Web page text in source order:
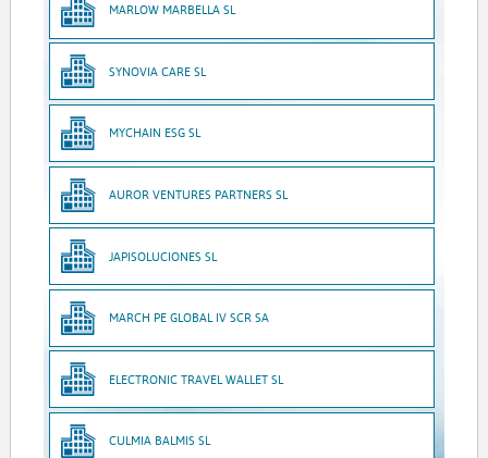
MARLOW MARBELLA SL
SYNOVIA CARE SL
MYCHAIN ESG SL
AUROR VENTURES PARTNERS SL
JAPISOLUCIONES SL
MARCH PE GLOBAL IV SCR SA
ELECTRONIC TRAVEL WALLET SL
CULMIA BALMIS SL